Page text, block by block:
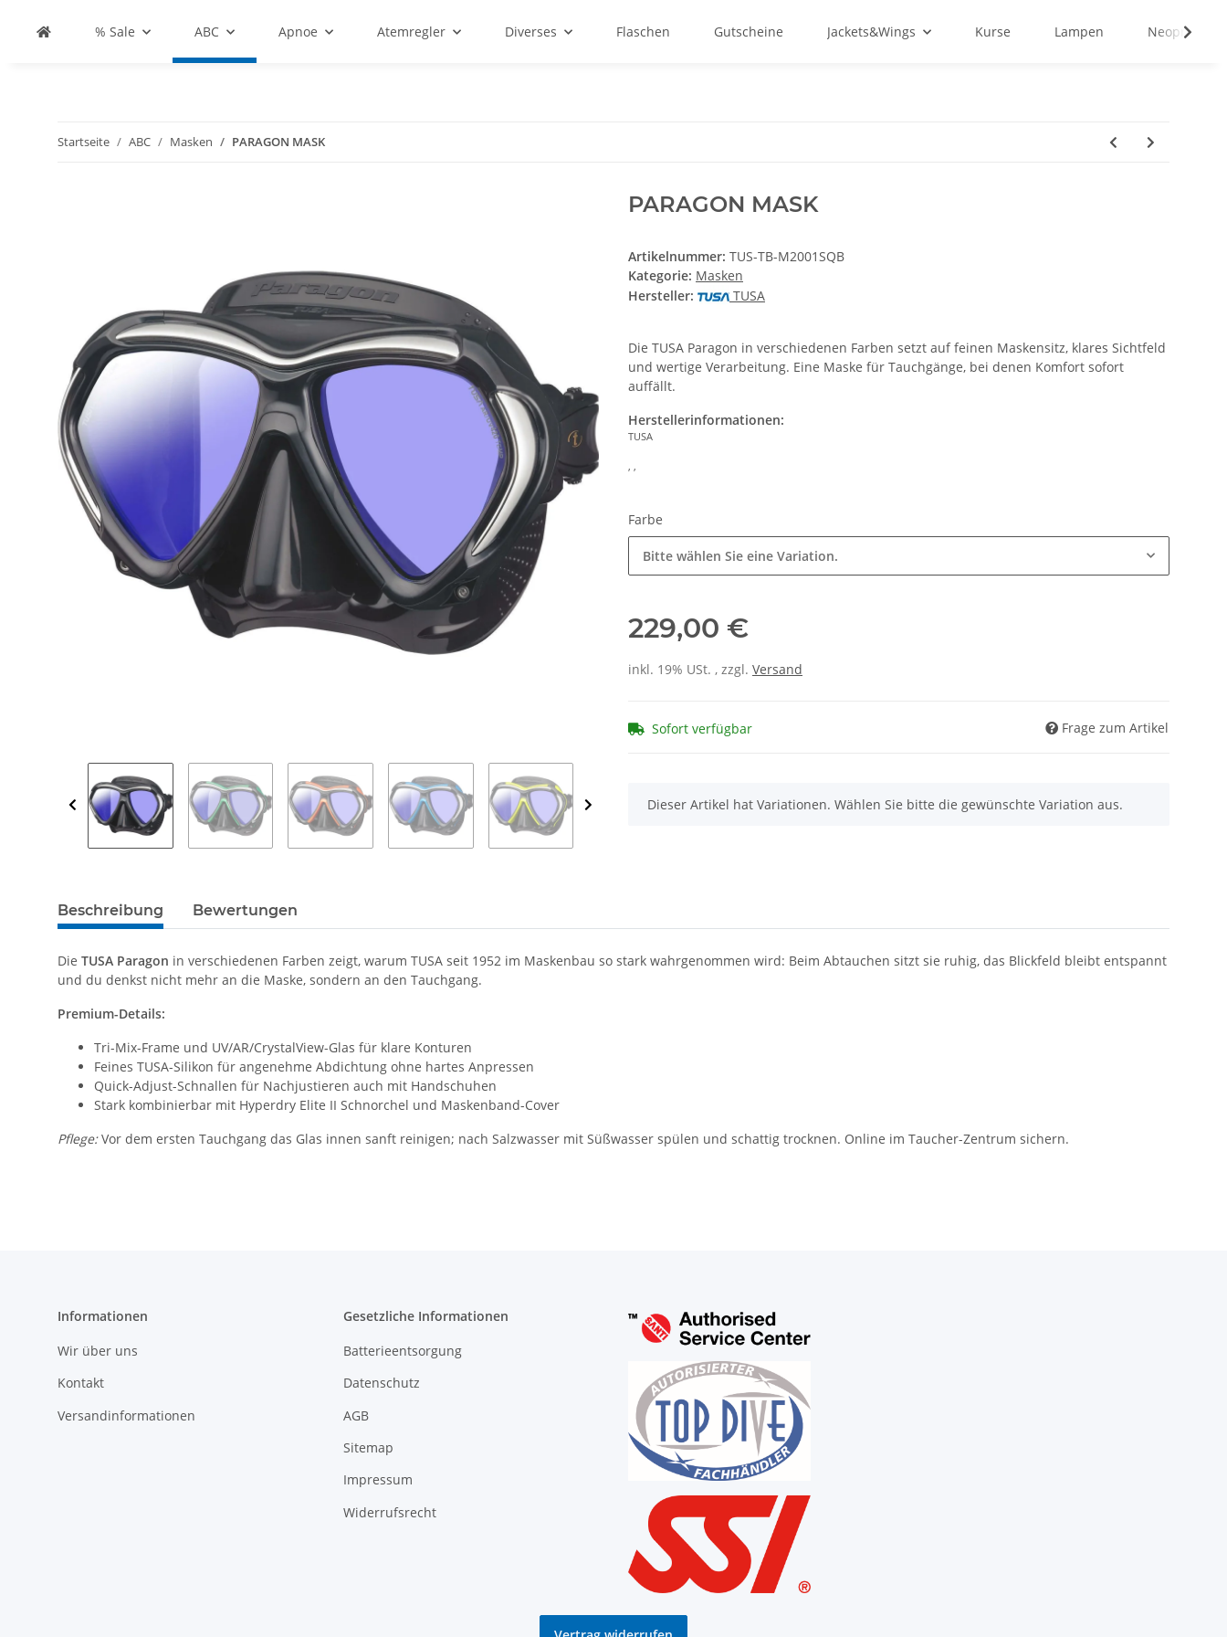
% Sale ABC Apnoe Atemregler Diverses Flaschen Gutscheine Jackets&Wings Kurse Lampen
Startseite ABC Masken PARAGON MASK
PARAGON MASK
Artikelnummer: TUS-TB-M2001SQB
Kategorie: Masken
Hersteller:
TUSA
Die TUSA Paragon in verschiedenen Farben setzt auf feinen Maskensitz, klares Sichtfeld
und wertige Verarbeitung. Eine Maske für Tauchgänge, bei denen Komfort sofort
auffällt.
Herstellerinformationen:
TUSA
, ,
Farbe
Bitte wählen Sie eine Variation.
229,00 €
inkl. 19% USt. , zzgl. Versand
Sofort verfügbar Frage zum Artikel
x
Dieser Artikel hat Variationen. Wählen Sie bitte die gewünschte Variation aus.
Beschreibung Bewertungen
Die TUSA Paragon in verschiedenen Farben zeigt, warum TUSA seit 1952 im Maskenbau so stark wahrgenommen wird: Beim Abtauchen sitzt sie ruhig, das Blickfeld bleibt entspannt
und du denkst nicht mehr an die Maske, sondern an den Tauchgang.
Premium-Details:
Tri-Mix-Frame und UV/AR/CrystalView-Glas für klare Konturen
Feines TUSA-Silikon für angenehme Abdichtung ohne hartes Anpressen
Quick-Adjust-Schnallen für Nachjustieren auch mit Handschuhen
Stark kombinierbar mit Hyperdry Elite II Schnorchel und Maskenband-Cover
Pflege:Vor dem ersten Tauchgang das Glas innen sanft reinigen; nach Salzwasser mit Süßwasser spülen und schattig trocknen. Online im Taucher-Zentrum sichern.
Informationen
Wir über uns
Kontakt
Versandinformationen
Gesetzliche Informationen
Batterieentsorgung
Datenschutz
AGB
Sitemap
Impressum
Widerrufsrecht